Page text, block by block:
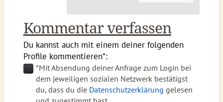
Kommentar verfassen
Du kannst auch mit einem deiner folgenden
Profile kommentieren*:
*Mit Absendung deiner Anfrage zum Login bei
dem jeweiligen sozialen Netzwerk bestätigst
du, dass du die Datenschutzerklärung gelesen